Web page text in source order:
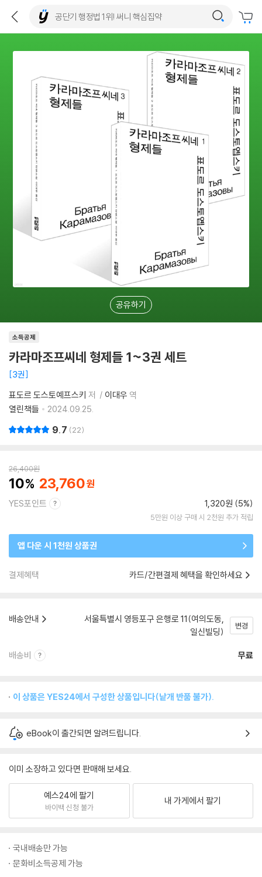
공유하기
소득공제
카라마조프씨네 형제들 1~3권 세트
3권
표도르 도스토예프스키 저 이대우 역
열린책들
2024.09.25.
9.7 22
26,400원
10 23,760
YES포인트 1,320원 (5%)
5만원 이상 구매 시 2천원 추가 적립
앱 다운 시 1천원 상품권
결제혜택 카드/간편결제 혜택을 확인하세요
배송안내
서울특별시 영등포구 은행로 11(여의도동,
일신빌딩)
변경
배송비 무료
이 상품은 YES24에서 구성한 상품입니다(낱개 반품 불가).
eBook이 출간되면 알려드립니다.
이미 소장하고 있다면 판매해 보세요.
예스24에 팔기
바이백 신청 불가
내 가게에서 팔기
국내배송만 가능
문화비소득공제 가능